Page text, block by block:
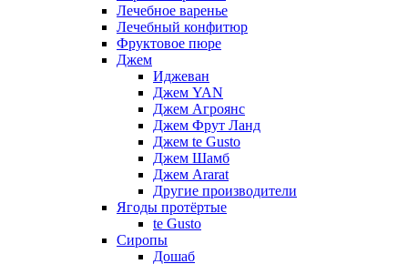
Лечебное варенье
Лечебный конфитюр
Фруктовое пюре
Джем
Иджеван
Джем YAN
Джем Агроянс
Джем Фрут Ланд
Джем te Gusto
Джем Шамб
Джем Ararat
Другие производители
Ягоды протёртые
te Gusto
Сиропы
Дошаб